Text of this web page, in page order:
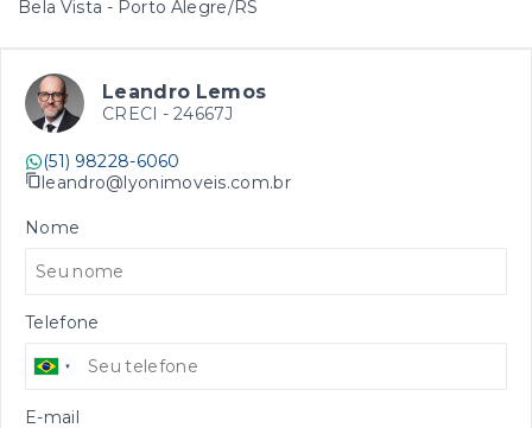
Bela Vista - Porto Alegre/RS
Leandro Lemos
CRECI - 24667J
(51) 98228-6060
leandro@lyonimoveis.com.br
Nome
Telefone
E-mail